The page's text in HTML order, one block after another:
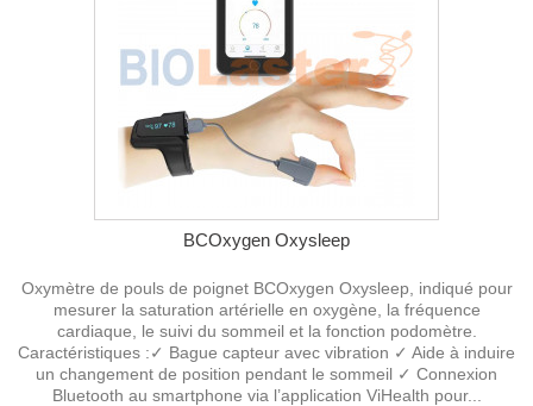
BCOxygen Oxysleep
Oxymètre de pouls de poignet BCOxygen Oxysleep, indiqué pour
mesurer la saturation artérielle en oxygène, la fréquence
cardiaque, le suivi du sommeil et la fonction podomètre.
Caractéristiques :✓ Bague capteur avec vibration ✓ Aide à induire
un changement de position pendant le sommeil ✓ Connexion
Bluetooth au smartphone via l’application ViHealth pour...